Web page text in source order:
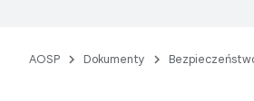
AOSP Dokumenty